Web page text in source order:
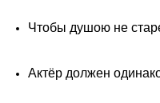
Чтобы душою не
Актёр должен